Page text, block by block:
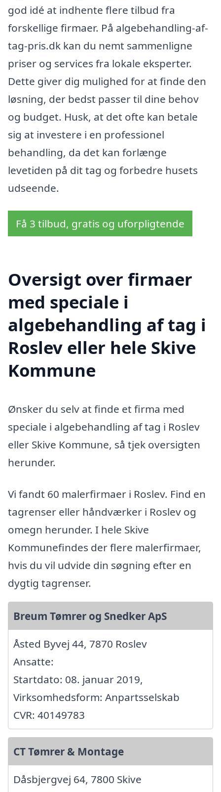
god idé at indhente flere tilbud fra
forskellige firmaer. På algebehandling-af-
tag-pris.dk kan du nemt sammenligne
priser og services fra lokale eksperter.
Dette giver dig mulighed for at finde den
løsning, der bedst passer til dine behov
og budget. Husk, at det ofte kan betale
sig at investere i en professionel
behandling, da det kan forlænge
levetiden på dit tag og forbedre husets
udseende.
Få 3 tilbud, gratis og uforpligtende
Oversigt over firmaer
med speciale i
algebehandling af tag i
Roslev eller hele Skive
Kommune
Ønsker du selv at finde et firma med
speciale i algebehandling af tag i Roslev
eller Skive Kommune, så tjek oversigten
herunder.
Vi fandt 60 malerfirmaer i Roslev. Find en
tagrenser eller håndværker i Roslev og
omegn herunder. I hele Skive
Kommunefindes der flere malerfirmaer,
hvis du vil udvide din søgning efter en
dygtig tagrenser.
Breum Tømrer og Snedker ApS
Åsted Byvej 44, 7870 Roslev
Ansatte:
Startdato: 08. januar 2019,
Virksomhedsform: Anpartsselskab
CVR: 40149783
CT Tømrer & Montage
Dåsbjergvej 64, 7800 Skive